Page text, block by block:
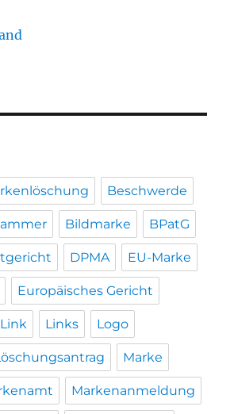
Beschwerde
Bildmarke BPatG
DPMA EU-Marke
Europäisches Gericht
Link Links Logo
Marke
Markenanmeldung